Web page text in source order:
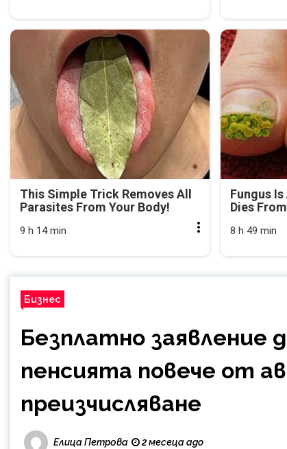
This Simple Trick Removes All
Parasites From Your Body!
9 h 14 min
Fungus
Dies
8 h 49 min
Бизнес
Безплатно заявление
пенсията повече от
преизчисляване
Елица Петрова 2 месеца ago